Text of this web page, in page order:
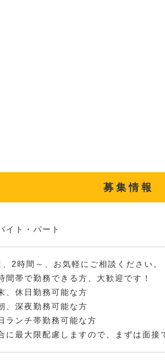
募集情報
イト・パート
2時間～、お気軽にご相談ください。
間帯で勤務できる方、大歓迎です！
、休日勤務可能な方
、深夜勤務可能な方
ランチ帯勤務可能な方
に最大限配慮しますので、まずは面接